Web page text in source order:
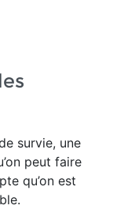
survie, une
peut faire
qu’on est